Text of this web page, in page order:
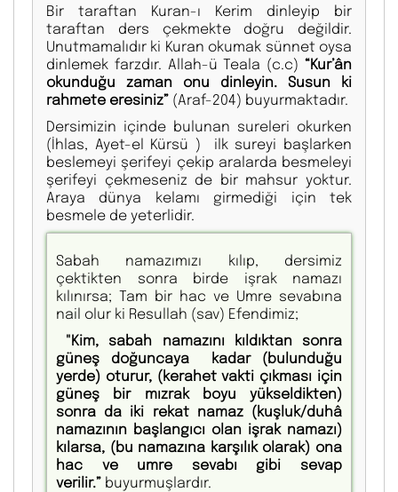
Bir taraftan Kuran-ı Kerim dinleyip bir
taraftan ders çekmekte doğru değildir.
Unutmamalıdır ki Kuran okumak sünnet oysa
dinlemek farzdır. Allah-ü Teala (c.c) “Kur’ân
okunduğu zaman onu dinleyin. Susun ki
rahmete eresiniz” (Araf-204) buyurmaktadır.
Dersimizin içinde bulunan sureleri okurken
(İhlas, Ayet-el Kürsü ) ilk sureyi başlarken
beslemeyi şerifeyi çekip aralarda besmeleyi
şerifeyi çekmeseniz de bir mahsur yoktur.
Araya dünya kelamı girmediği için tek
besmele de yeterlidir.
Sabah namazımızı kılıp, dersimiz
çektikten sonra birde işrak namazı
kılınırsa; Tam bir hac ve Umre sevabına
nail olur ki Resullah (sav) Efendimiz;
"Kim, sabah namazını kıldıktan sonra
güneş doğuncaya kadar (bulunduğu
yerde) oturur, (kerahet vakti çıkması için
güneş bir mızrak boyu yükseldikten)
sonra da iki rekat namaz (kuşluk/duhâ
namazının başlangıcı olan işrak namazı)
kılarsa, (bu namazına karşılık olarak) ona
hac ve umre sevabı gibi sevap
verilir.” buyurmuşlardır.